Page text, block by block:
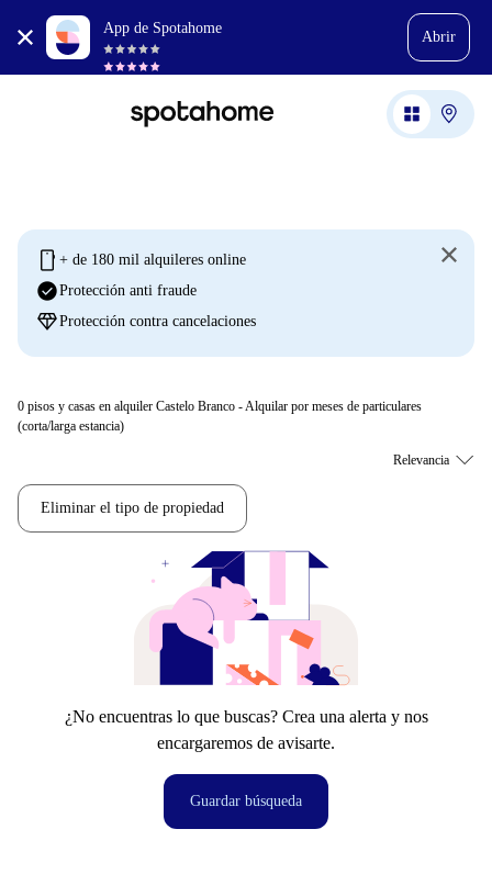
App de Spotahome
Abrir
mobile + de 180 mil alquileres online
check_circleProtección anti fraude
diamondProtección contra cancelaciones
0 pisos y casas en alquiler Castelo Branco - Alquilar por meses de particulares
(corta/larga estancia)
Eliminar el tipo de propiedad
¿No encuentras lo que buscas? Crea una alerta y nos
encargaremos de avisarte.
Guardar búsqueda